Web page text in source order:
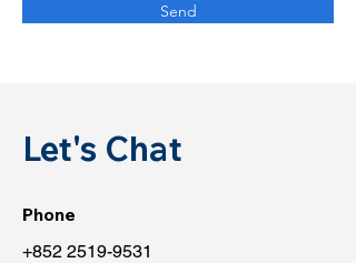
Send
Let's Chat
Phone
+852 2519-9531